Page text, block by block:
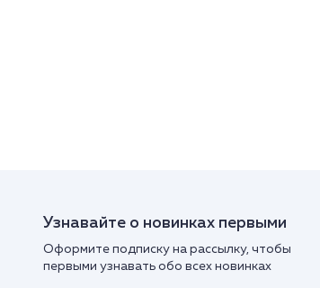
Узнавайте о новинках первыми
Оформите подписку на рассылку, чтобы
первыми узнавать обо всех новинках